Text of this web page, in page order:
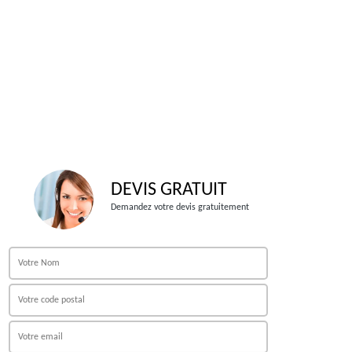
DEVIS GRATUIT
Demandez votre devis gratuitement